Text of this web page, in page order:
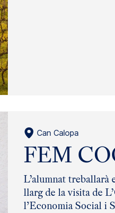
Can Calopa
FEM
L’alumnat treballarà
llarg de la visita de
l’Economia Social i